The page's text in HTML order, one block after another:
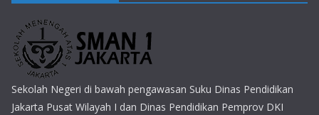
Sekolah Negeri di bawah pengawasan Suku Dinas Pendidikan
Jakarta Pusat Wilayah I dan Dinas Pendidikan Pemprov DKI